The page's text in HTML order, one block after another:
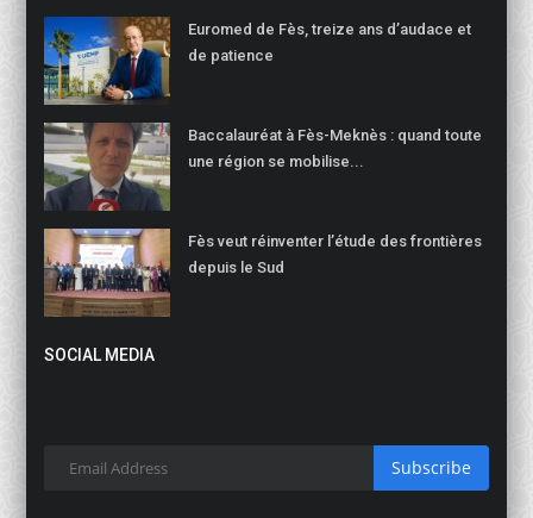
Euromed de Fès, treize ans d’audace et
de patience
Baccalauréat à Fès-Meknès : quand toute
une région se mobilise...
Fès veut réinventer l’étude des frontières
depuis le Sud
SOCIAL MEDIA
Subscribe